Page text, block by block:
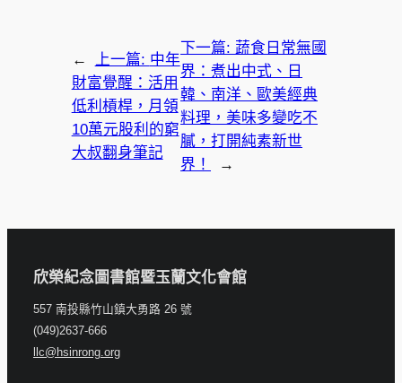
← 上一篇: 中年
財富覺醒：活用
低利槓桿，月領
10萬元股利的窮
大叔翻身筆記
下一篇: 蔬食日常無國
界：煮出中式、日
韓、南洋、歐美經典
料理，美味多變吃不
膩，打開純素新世
界！
→
欣榮紀念圖書館暨玉蘭文化會館
557 南投縣竹山鎮大勇路 26 號
(049)2637-666
llc@hsinrong.org